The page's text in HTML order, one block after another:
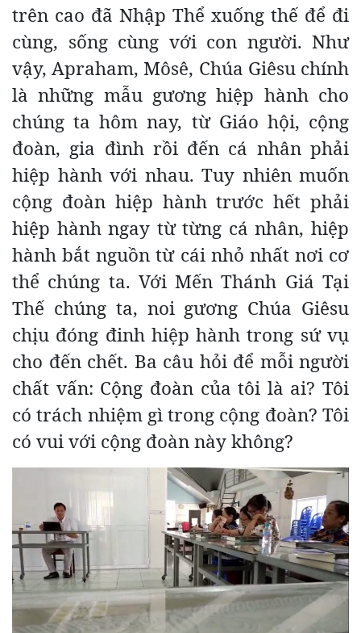
trên cao đã Nhập Thể xuống thế để đi
cùng, sống cùng với con người. Như
vậy, Apraham, Môsê, Chúa Giêsu chính
là những mẫu gương hiệp hành cho
chúng ta hôm nay, từ Giáo hội, cộng
đoàn, gia đình rồi đến cá nhân phải
hiệp hành với nhau. Tuy nhiên muốn
cộng đoàn hiệp hành trước hết phải
hiệp hành ngay từ từng cá nhân, hiệp
hành bắt nguồn từ cái nhỏ nhất nơi cơ
thể chúng ta. Với Mến Thánh Giá Tại
Thế chúng ta, noi gương Chúa Giêsu
chịu đóng đinh hiệp hành trong sứ vụ
cho đến chết. Ba câu hỏi để mỗi người
chất vấn: Cộng đoàn của tôi là ai? Tôi
có trách nhiệm gì trong cộng đoàn? Tôi
có vui với cộng đoàn này không?